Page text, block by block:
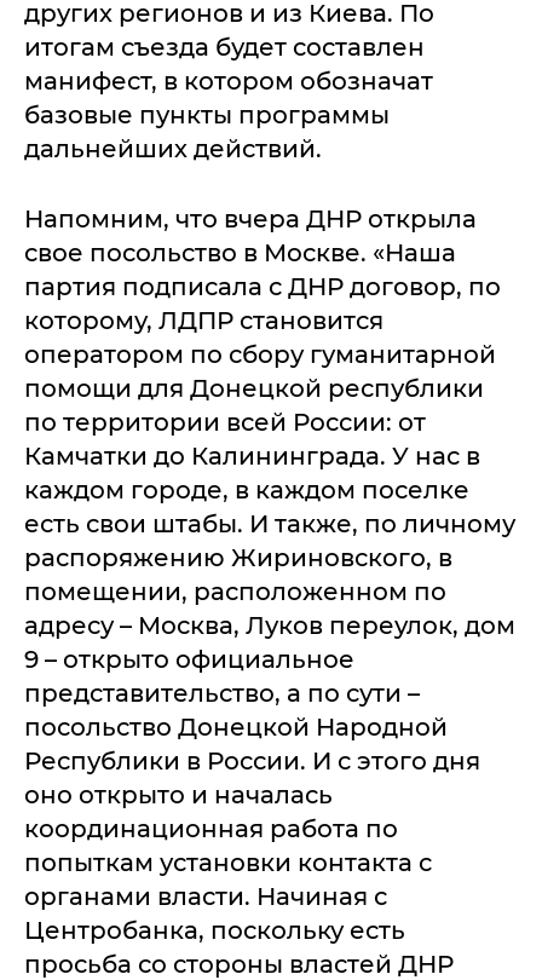
других регионов и из Киева. По
итогам съезда будет составлен
манифест, в котором обозначат
базовые пункты программы
дальнейших действий.
Напомним, что вчера ДНР открыла
свое посольство в Москве. «Наша
партия подписала с ДНР договор, по
которому, ЛДПР становится
оператором по сбору гуманитарной
помощи для Донецкой республики
по территории всей России: от
Камчатки до Калининграда. У нас в
каждом городе, в каждом поселке
есть свои штабы. И также, по личному
распоряжению Жириновского, в
помещении, расположенном по
адресу – Москва, Луков переулок, дом
9 – открыто официальное
представительство, а по сути –
посольство Донецкой Народной
Республики в России. И с этого дня
оно открыто и началась
координационная работа по
попыткам установки контакта с
органами власти. Начиная с
Центробанка, поскольку есть
просьба со стороны властей ДНР